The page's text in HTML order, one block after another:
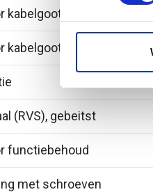
media,
kabelgootbreedte
kabelgoothoogte
(RVS), gebeitst
functiebehoud
met schroeven